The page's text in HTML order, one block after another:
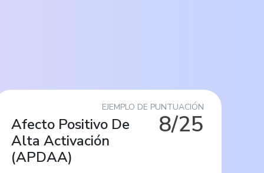
EJEMPLO DE PUNTUACIÓN
8/25
Afecto Positivo De
Alta Activación
(APDAA)